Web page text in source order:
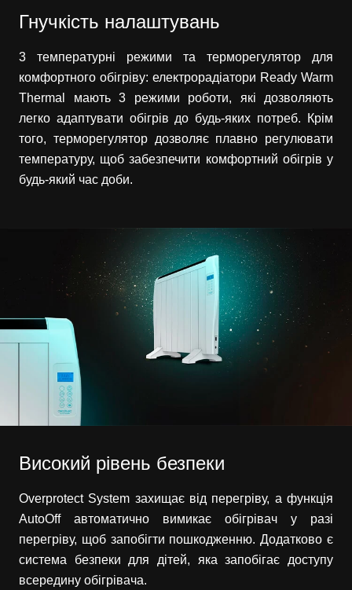
Гнучкість налаштувань
3 температурні режими та терморегулятор для
комфортного обігріву: електрорадіатори Ready Warm
Thermal мають 3 режими роботи, які дозволяють
легко адаптувати обігрів до будь-яких потреб. Крім
того, терморегулятор дозволяє плавно регулювати
температуру, щоб забезпечити комфортний обігрів у
будь-який час доби.
Високий рівень безпеки
Overprotect System захищає від перегріву, а функція
AutoOff автоматично вимикає обігрівач у разі
перегріву, щоб запобігти пошкодженню. Додатково є
система безпеки для дітей, яка запобігає доступу
всередину обігрівача.